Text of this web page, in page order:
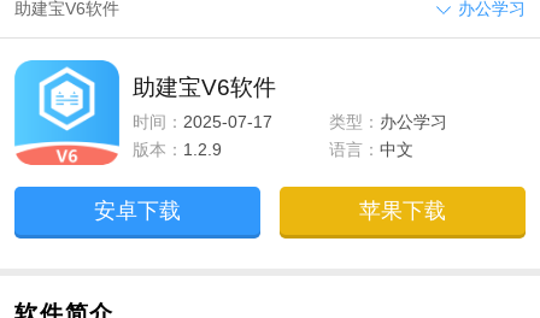
助建宝V6软件 办公学习
助建宝V6软件
时间： 2025-07-17 类型： 办公学习
版本： 1.2.9 语言：中文
安卓下载 苹果下载